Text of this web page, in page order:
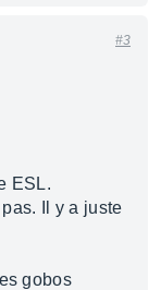
#3
ESL.
Il y a juste
gobos